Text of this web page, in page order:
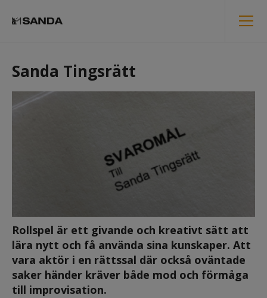
Sanda Tingsrätt
Rollspel är ett givande och kreativt sätt att
lära nytt och få använda sina kunskaper. Att
vara aktör i en rättssal där också oväntade
saker händer kräver både mod och förmåga
till improvisation.